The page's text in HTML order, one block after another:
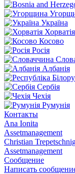
Україна
Хорватія
Косово
Росія
Албанія
Сербія
Чехія
Румунія
Контакты
Ana Ionita
Assetmanagement
Christian
Assetmanagement
Сообщение
Написать